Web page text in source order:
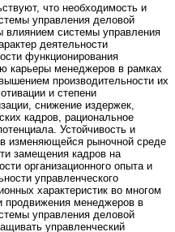
что необходимость и
управления деловой
влиянием системы управления
деятельности
функционирования
карьеры менеджеров в рамках
производительности их
и степени
снижение издержек,
кадров, рациональное
Устойчивость и
в изменяющейся рыночной среде
замещения кадров на
организационного опыта и
управленческого
характеристик во многом
продвижения менеджеров в
управления деловой
управленческий